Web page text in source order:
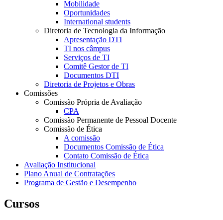
Mobilidade
Oportunidades
International students
Diretoria de Tecnologia da Informação
Apresentação DTI
TI nos câmpus
Serviços de TI
Comitê Gestor de TI
Documentos DTI
Diretoria de Projetos e Obras
Comissões
Comissão Própria de Avaliação
CPA
Comissão Permanente de Pessoal Docente
Comissão de Ética
A comissão
Documentos Comissão de Ética
Contato Comissão de Ética
Avaliação Institucional
Plano Anual de Contratações
Programa de Gestão e Desempenho
Cursos